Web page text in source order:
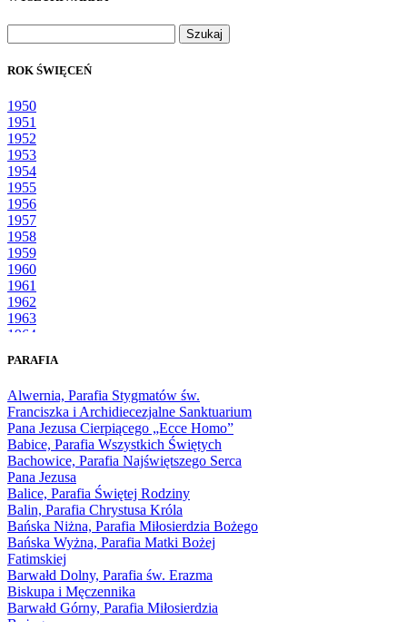
ROK ŚWIĘCEŃ
1950
1951
1952
1953
1954
1955
1956
1957
1958
1959
1960
1961
1962
1963
1964
1966
1968
1969
1970
1971
1972
1973
1974
1975
1976
1977
1978
1979
1980
1981
PARAFIA
Alwernia, Parafia Stygmatów św.
Franciszka i Archidiecezjalne Sanktuarium
Pana Jezusa Cierpiącego „Ecce Homo”
Babice, Parafia Wszystkich Świętych
Bachowice, Parafia Najświętszego Serca
Pana Jezusa
Balice, Parafia Świętej Rodziny
Balin, Parafia Chrystusa Króla
Bańska Niżna, Parafia Miłosierdzia Bożego
Bańska Wyżna, Parafia Matki Bożej
Fatimskiej
Barwałd Dolny, Parafia św. Erazma
Biskupa i Męczennika
Barwałd Górny, Parafia Miłosierdzia
Bożego